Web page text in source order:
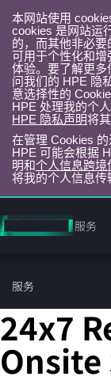
本网站使用
cookies 是网站运
的，而其他非必要
可用于个性化和增
体验。要了解更多
问我们的 HPE 隐
意选择性的
HPE 处理我的个
HPE 隐私声明将
在管理 Cookies 的
HPE 可能会根据
明和个人信息跨境
将我的个人信息传
转
到
目
录
服务
服务
HPE
24x7
Onsite